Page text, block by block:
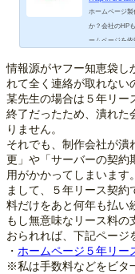
ホームページ
か？会社のHP
ームページを依
回、他社の同
る！」などの
情報源がヤフー知恵袋し
れて全く連絡が取れない
某先生の場合は５年リー
終了だったため、潰れた
りません。
それでも、制作会社が潰
更」や「サーバーの契約
用がかかってしまいます。
まして、５年リース契約
料だけをあと何年も払い
もし無意味なリース料
おられれば、下記ページ
・ ホームページ５年リー
※私は手数料などをビタ